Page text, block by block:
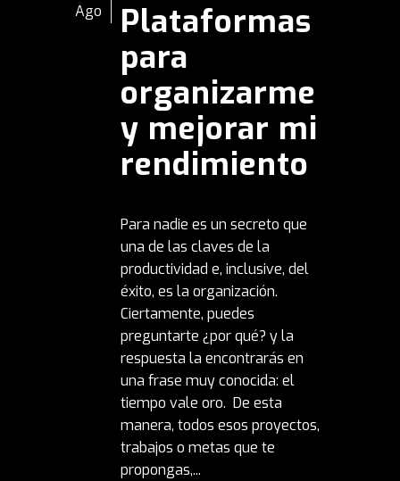
Ago
Plataformas
para
organizarme
y mejorar mi
rendimiento
Para nadie es un secreto que
una de las claves de la
productividad e, inclusive, del
éxito, es la organización.
Ciertamente, puedes
preguntarte ¿por qué? y la
respuesta la encontrarás en
una frase muy conocida: el
tiempo vale oro. De esta
manera, todos esos proyectos,
trabajos o metas que te
propongas,...